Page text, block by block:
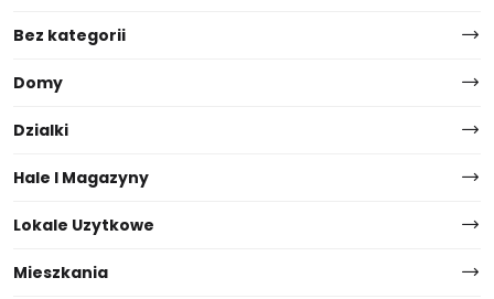
Bez kategorii
Domy
Dzialki
Hale I Magazyny
Lokale Uzytkowe
Mieszkania